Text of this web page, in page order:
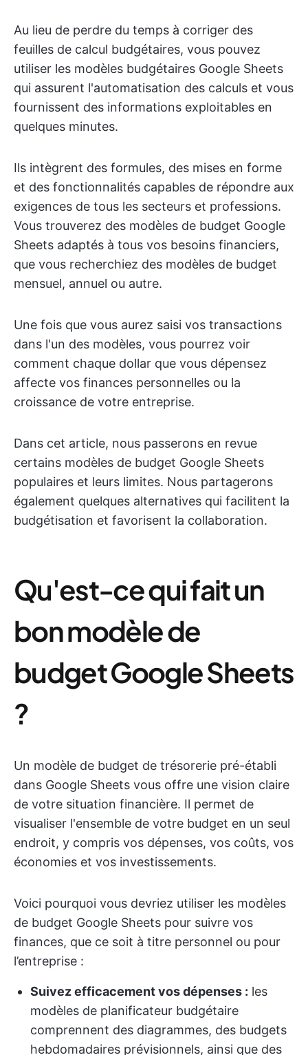
Au lieu de perdre du temps à corriger des
feuilles de calcul budgétaires, vous pouvez
utiliser les modèles budgétaires Google Sheets
qui assurent l'automatisation des calculs et vous
fournissent des informations exploitables en
quelques minutes.
Ils intègrent des formules, des mises en forme
et des fonctionnalités capables de répondre aux
exigences de tous les secteurs et professions.
Vous trouverez des modèles de budget Google
Sheets adaptés à tous vos besoins financiers,
que vous recherchiez des modèles de budget
mensuel, annuel ou autre.
Une fois que vous aurez saisi vos transactions
dans l'un des modèles, vous pourrez voir
comment chaque dollar que vous dépensez
affecte vos finances personnelles ou la
croissance de votre entreprise.
Dans cet article, nous passerons en revue
certains modèles de budget Google Sheets
populaires et leurs limites. Nous partagerons
également quelques alternatives qui facilitent la
budgétisation et favorisent la collaboration.
Qu'est-ce qui fait un
bon modèle de
budget Google Sheets
?
Un modèle de budget de trésorerie pré-établi
dans Google Sheets vous offre une vision claire
de votre situation financière. Il permet de
visualiser l'ensemble de votre budget en un seul
endroit, y compris vos dépenses, vos coûts, vos
économies et vos investissements.
Voici pourquoi vous devriez utiliser les modèles
de budget Google Sheets pour suivre vos
finances, que ce soit à titre personnel ou pour
l’entreprise :
Suivez efficacement vos dépenses : les
modèles de planificateur budgétaire
comprennent des diagrammes, des budgets
hebdomadaires prévisionnels, ainsi que des